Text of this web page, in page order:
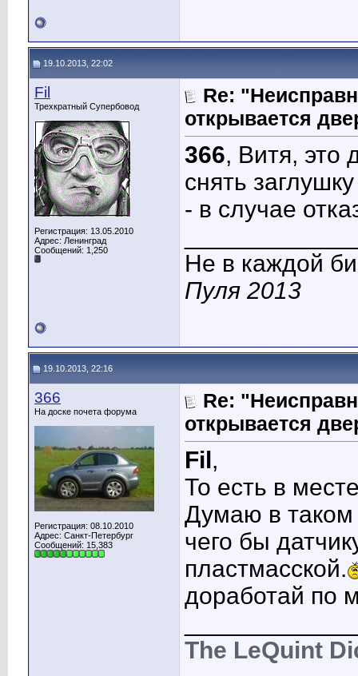
19.10.2013, 22:02
Fil
Трехкратный Супербовод
Регистрация: 13.05.2010
Адрес: Ленинград
Сообщений: 1,250
Re:
открывается
366, Витя, это
снять
- в случае
Не в каждой
Пуля 2013
19.10.2013, 22:16
366
На доске почета форума
Регистрация: 08.10.2010
Адрес: Санкт-Петербург
Сообщений: 15,383
Re:
открывается
Fil ,
То есть в
Думаю в таком
чего бы
пластмасской.
доработай по
The LeQuint